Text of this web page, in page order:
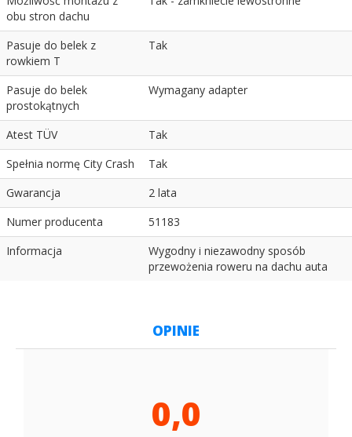
obu stron dachu
Pasuje do belek z
rowkiem T
Tak
Pasuje do belek
prostokątnych
Wymagany adapter
Atest TÜV
Tak
Spełnia normę City Crash
Tak
Gwarancja
2 lata
Numer producenta
51183
Informacja
Wygodny i niezawodny sposób
przewożenia roweru na dachu auta
OPINIE
0,0